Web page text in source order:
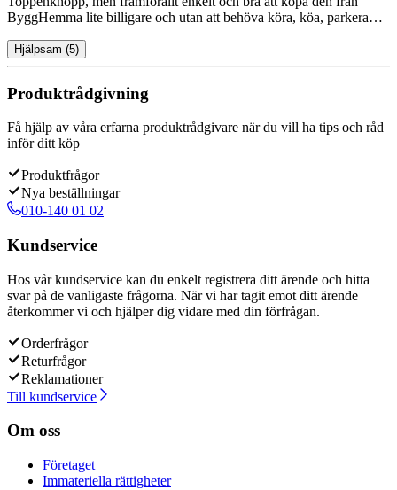
ByggHemma lite billigare och utan att behöva köra, köa, parkera…
Hjälpsam (5)
Produktrådgivning
Få hjälp av våra erfarna produktrådgivare när du vill ha tips och råd
inför ditt köp
Produktfrågor
Nya beställningar
010-140 01 02
Kundservice
Hos vår kundservice kan du enkelt registrera ditt ärende och hitta
svar på de vanligaste frågorna. När vi har tagit emot ditt ärende
återkommer vi och hjälper dig vidare med din förfrågan.
Orderfrågor
Returfrågor
Reklamationer
Till kundservice
Om oss
Företaget
Immateriella rättigheter